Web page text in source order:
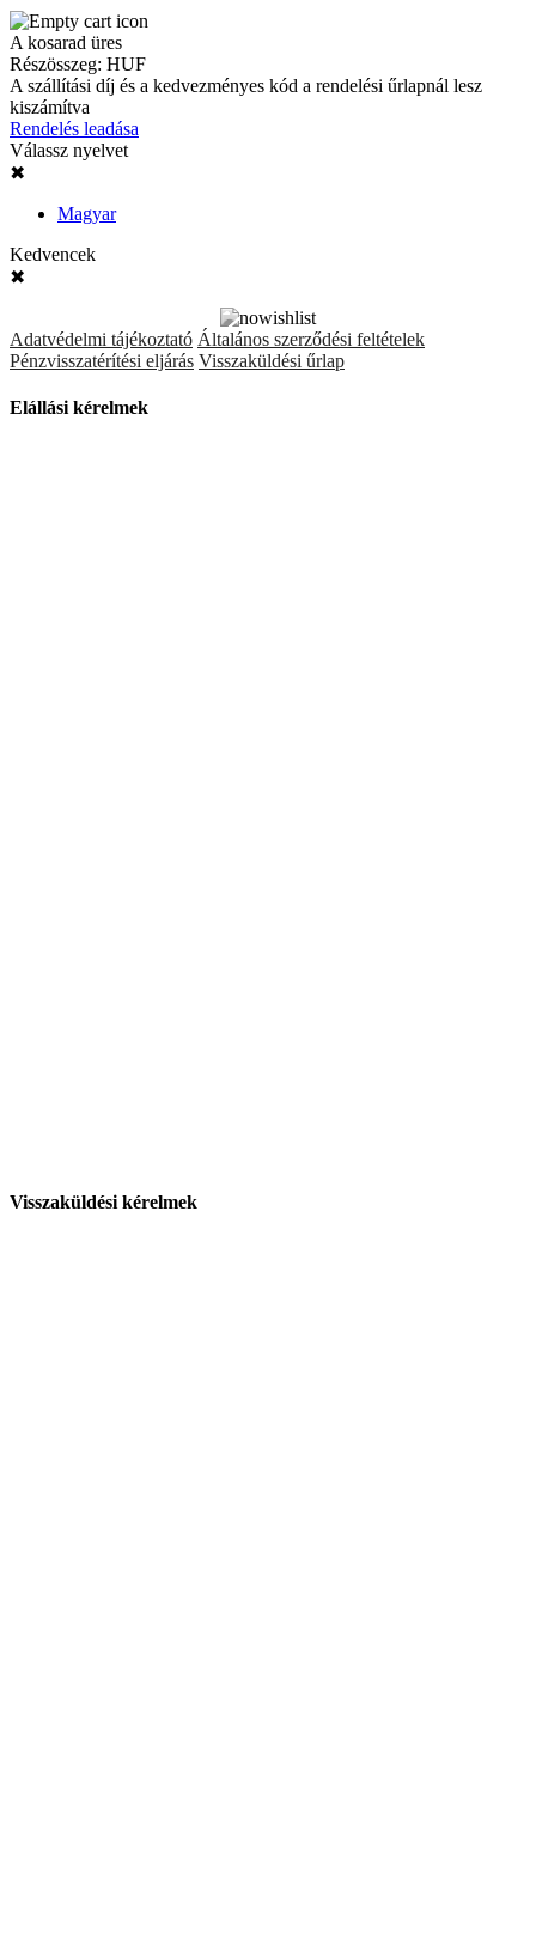
A kosarad üres
Részösszeg: HUF
A szállítási díj és a kedvezményes kód a rendelési űrlapnál lesz
kiszámítva
Rendelés leadása
Válassz nyelvet
✖
Magyar
Kedvencek
✖
Adatvédelmi tájékoztató Általános szerződési feltételek
Pénzvisszatérítési eljárás Visszaküldési űrlap
Elállási kérelmek
Visszaküldési kérelmek